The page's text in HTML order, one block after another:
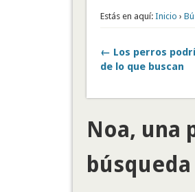
Estás en aquí: Inicio ›
← Los perros
de lo que buscan
Noa, una